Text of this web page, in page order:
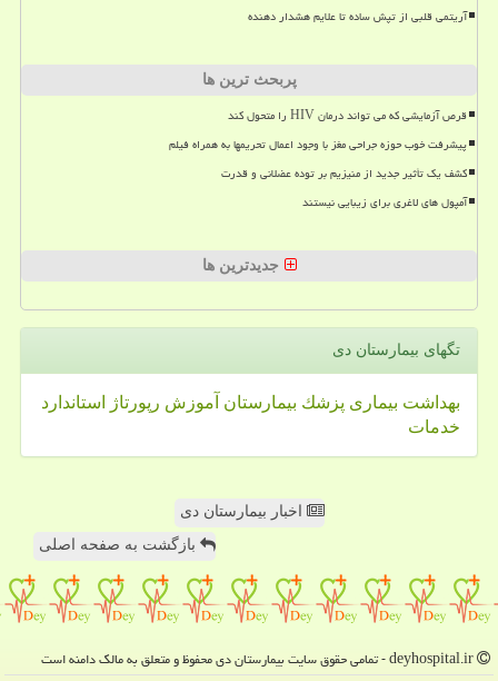
آریتمی قلبی از تپش ساده تا علایم هشدار دهنده
پربحث ترین ها
قرص آزمایشی که می تواند درمان HIV را متحول کند
پیشرفت خوب حوزه جراحی مغز با وجود اعمال تحریمها به همراه فیلم
کشف یک تأثیر جدید از منیزیم بر توده عضلانی و قدرت
آمپول های لاغری برای زیبایی نیستند
جدیدترین ها
تگهای بیمارستان دی
بهداشت بیماری پزشك بیمارستان آموزش رپورتاژ
استاندارد
خدمات
اخبار بیمارستان دی
بازگشت به صفحه اصلی